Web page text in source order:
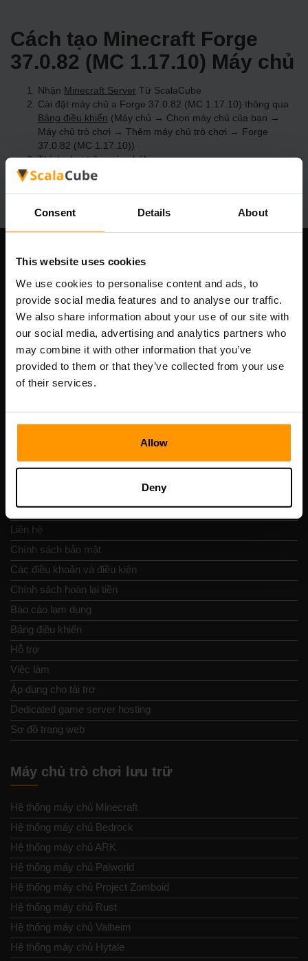
Consent Details About
This website uses cookies
We use cookies to personalise content and ads, to
provide social media features and to analyse our traffic.
We also share information about your use of our site with
our social media, advertising and analytics partners who
may combine it with other information that you’ve
provided to them or that they’ve collected from your use
of their services.
Allow
Deny
Cách tạo Minecraft Forge
37.0.82 (MC 1.17.10) Máy chủ
Nhận Minecraft Server Từ ScalaCube
Cài đặt máy chủ a Forge 37.0.82 (MC 1.17.10) thông qua
Bảng điều khiển (Máy chủ → Chọn máy chủ của bạn →
Máy chủ trò chơi → Thêm máy chủ trò chơi → Forge
37.0.82 (MC 1.17.10))
Thích chơi trên máy chủ!
Công ty chúng tôi
Scalable Hosting Solutions OÜ
Số VAT: EE102133820
Địa chỉ: Harju maakond, Tallinn, Kesklinna linnaosa,
Vesivärava tn 50-201, 10152
Nav nhanh chóng
Đánh giá
Liên hệ
Chính sách bảo mật
Các điều khoản và điều kiện
Chính sách hoàn lại tiền
Báo cáo lạm dụng
Bảng điều khiển
Hỗ trợ
Việc làm
Áp dụng cho tài trợ
Dedicated game server hosting
Sơ đồ trang web
Máy chủ trò chơi lưu trữ
Hệ thống máy chủ Minecraft
Hệ thống máy chủ Bedrock
Hệ thống máy chủ ARK
Hệ thống máy chủ Palworld
Hệ thống máy chủ Project Zomboid
Hệ thống máy chủ Rust
Hệ thống máy chủ Valheim
Hệ thống máy chủ Hytale